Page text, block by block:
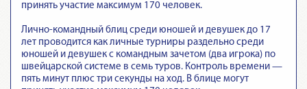
принять участие максимум 170 человек.
Лично-командный блиц среди юношей и девушек до 17
лет проводится как личные турниры раздельно среди
юношей и девушек с командным зачетом (два игрока) по
швейцарской системе в семь туров. Контроль времени —
пять минут плюс три секунды на ход. В блице могут